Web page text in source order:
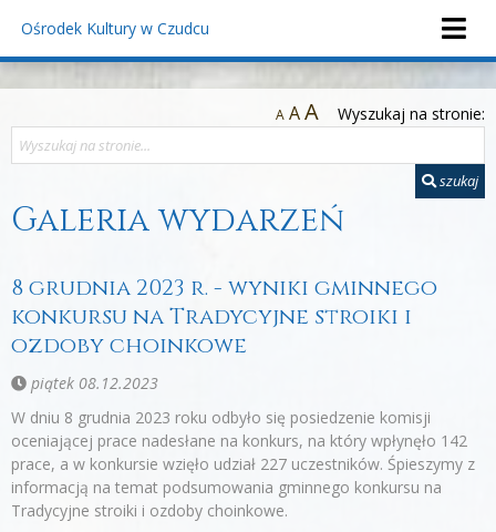
Ośrodek Kultury w Czudcu
A AA Wyszukaj na stronie:
szukaj
Galeria wydarzeń
8 grudnia 2023 r. - wyniki gminnego
konkursu na Tradycyjne stroiki i
ozdoby choinkowe
piątek 08.12.2023
W dniu 8 grudnia 2023 roku odbyło się posiedzenie komisji
oceniającej prace nadesłane na konkurs, na który wpłynęło 142
prace, a w konkursie wzięło udział 227 uczestników. Śpieszymy z
informacją na temat podsumowania gminnego konkursu na
Tradycyjne stroiki i ozdoby choinkowe.